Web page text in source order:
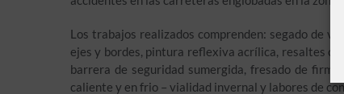
Los trabajos realizados comprenden: segado de
ejes y bordes, pintura reflexiva acrílica, resaltes
barrera de seguridad sumergida, fresado de
caliente y en frio – vialidad invernal y labores de